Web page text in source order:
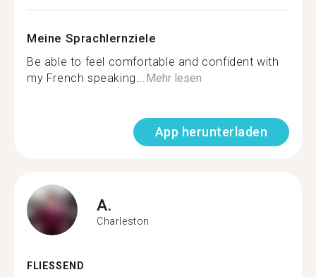
Meine Sprachlernziele
Be able to feel comfortable and confident with
my French speaking...Mehr lesen
App herunterladen
A.
Charleston
FLIESSEND